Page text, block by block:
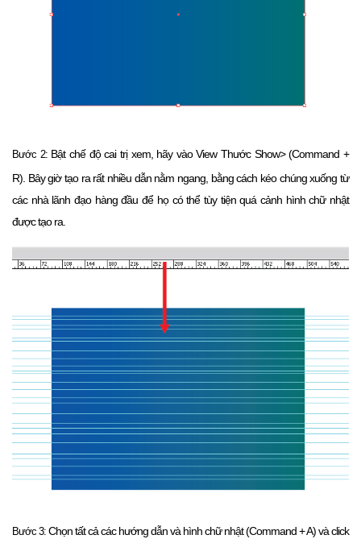
Bước 2: Bật chế độ cai trị xem, hãy vào View Thước Show> (Command +
R). Bây giờ tạo ra rất nhiều dẫn nằm ngang, bằng cách kéo chúng xuống từ
các nhà lãnh đạo hàng đầu để họ có thể tùy tiện quá cảnh hình chữ nhật
được tạo ra.
Bước 3: Chọn tất cả các hướng dẫn và hình chữ nhật (Command + A) và click